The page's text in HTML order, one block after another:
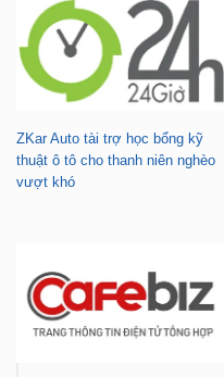
ZKar Auto tài trợ học bổng kỹ
thuật ô tô cho thanh niên nghèo
vượt khó